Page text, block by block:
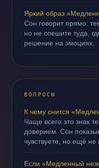
Яркий образ
Сон говорит прямо:
но не спешите туда,
решение на эмоциях.
ВОПРОСЫ
К чему снится
Чаще всего это знак
доверием. Сон
чувствуете, но ещё не
Если «Медленный